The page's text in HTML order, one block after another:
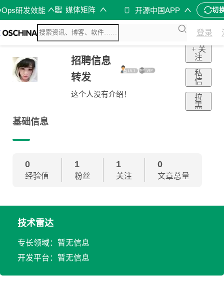
研发效能 媒体矩阵 开源中国APP 切
登录
招聘信息
转发
这个人没有介绍！
+ 关
注
私
信
拉
黑
基础信息
0
经验值
1
粉丝
1
关注
0
文章总量
技术雷达
专长领域：暂无信息
开发平台：暂无信息